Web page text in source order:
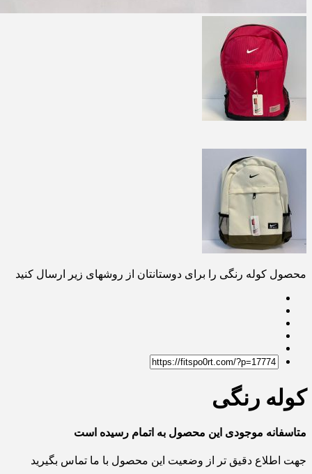
محصول کوله رنگی را برای دوستانتان از روشهای زیر ارسال کنید
کوله رنگی
متاسفانه موجودی این محصول به اتمام رسیده است
جهت اطلاع دقیق تر از وضعیت این محصول با ما تماس بگیرید